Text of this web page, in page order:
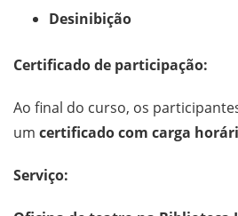
Desinibição
Certificado de participação:
Ao final do curso, os
um certificado com carga
Serviço: